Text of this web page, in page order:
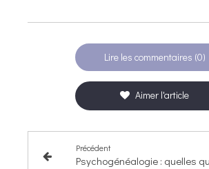
Lire les commentaires (0)
Aimer l'article
Précédent